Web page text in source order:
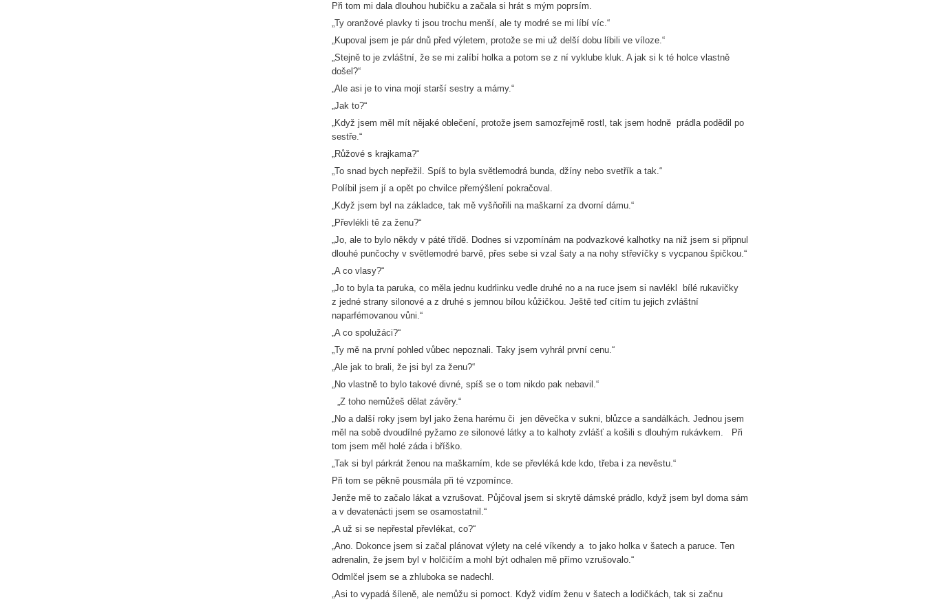
Při tom mi dala dlouhou hubičku a začala si hrát s mým poprsím.
„Ty oranžové plavky ti jsou trochu menší, ale ty modré se mi líbí víc.“
„Kupoval jsem je pár dnů před výletem, protože se mi už delší dobu líbili ve víloze.“
„Stejně to je zvláštní, že se mi zalíbí holka a potom se z ní vyklube kluk. A jak si k té holce vlastně
došel?“
„Ale asi je to vina mojí starší sestry a mámy.“
„Jak to?“
„Když jsem měl mít nějaké oblečení, protože jsem samozřejmě rostl, tak jsem hodně prádla podědil po
sestře.“
„Růžové s krajkama?“
„To snad bych nepřežil. Spíš to byla světlemodrá bunda, džíny nebo svetřík a tak.“
Políbil jsem jí a opět po chvilce přemýšlení pokračoval.
„Když jsem byl na základce, tak mě vyšňořili na maškarní za dvorní dámu.“
„Převlékli tě za ženu?“
„Jo, ale to bylo někdy v páté třídě. Dodnes si vzpomínám na podvazkové kalhotky na niž jsem si připnul
dlouhé punčochy v světlemodré barvě, přes sebe si vzal šaty a na nohy střevíčky s vycpanou špičkou.“
„A co vlasy?“
„Jo to byla ta paruka, co měla jednu kudrlinku vedle druhé no a na ruce jsem si navlékl bílé rukavičky
z jedné strany silonové a z druhé s jemnou bílou kůžičkou. Ještě teď cítím tu jejich zvláštní
naparfémovanou vůni.“
„A co spolužáci?“
„Ty mě na první pohled vůbec nepoznali. Taky jsem vyhrál první cenu.“
„Ale jak to brali, že jsi byl za ženu?“
„No vlastně to bylo takové divné, spíš se o tom nikdo pak nebavil.“
„Z toho nemůžeš dělat závěry.“
„No a další roky jsem byl jako žena harému či jen děvečka v sukni, blůzce a sandálkách. Jednou jsem
měl na sobě dvoudílné pyžamo ze silonové látky a to kalhoty zvlášť a košili s dlouhým rukávkem. Při
tom jsem měl holé záda i bříško.
„Tak si byl párkrát ženou na maškarním, kde se převléká kde kdo, třeba i za nevěstu.“
Při tom se pěkně pousmála při té vzpomínce.
Jenže mě to začalo lákat a vzrušovat. Půjčoval jsem si skrytě dámské prádlo, když jsem byl doma sám
a v devatenácti jsem se osamostatnil.“
„A už si se nepřestal převlékat, co?“
„Ano. Dokonce jsem si začal plánovat výlety na celé víkendy a to jako holka v šatech a paruce. Ten
adrenalin, že jsem byl v holčičím a mohl být odhalen mě přímo vzrušovalo.“
Odmlčel jsem se a zhluboka se nadechl.
„Asi to vypadá šíleně, ale nemůžu si pomoct. Když vidím ženu v šatech a lodičkách, tak si začnu